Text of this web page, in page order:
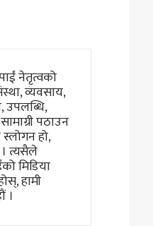
नेतृत्वको
व्यवसाय,
उपलब्धि,
पठाउन
हो,
। त्यसैले
मिडिया
हामी
।